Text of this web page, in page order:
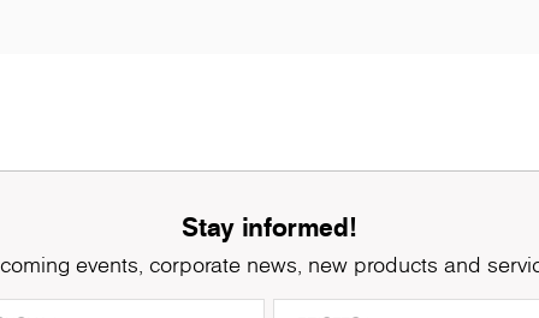
Stay informed!
events, corporate news, new products and